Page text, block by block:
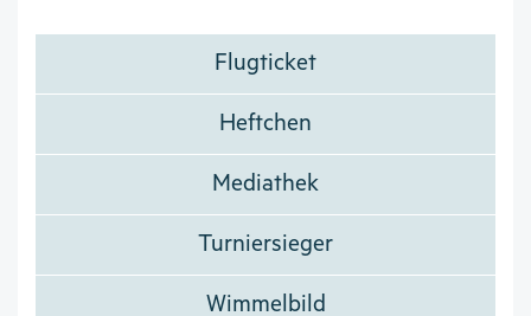
Flugticket
Heftchen
Mediathek
Turniersieger
Wimmelbild